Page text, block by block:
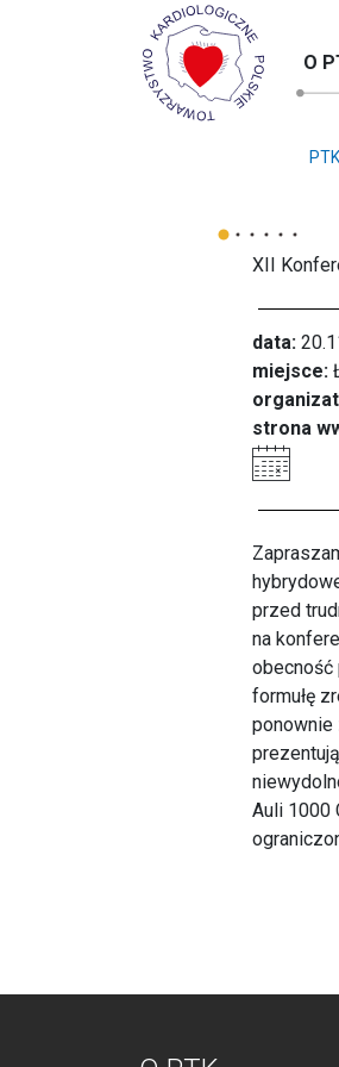
O
PTK
XII
data:
miejsce:
strona
przed
na
obecność
formułę
ponownie
Auli 1000